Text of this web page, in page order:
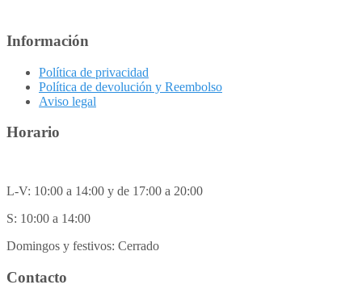
Información
Política de privacidad
Política de devolución y Reembolso
Aviso legal
Horario
L-V: 10:00 a 14:00 y de 17:00 a 20:00
S: 10:00 a 14:00
Domingos y festivos: Cerrado
Contacto